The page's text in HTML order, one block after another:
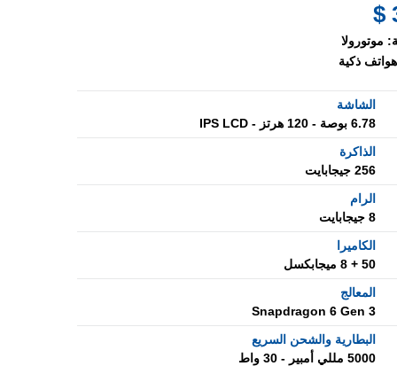
موتورولا
هواتف ذكية
الشاشة
6.78 بوصة - 120 هرتز - IPS LCD
الذاكرة
256 جيجابايت
الرام
8 جيجابايت
الكاميرا
50 + 8 ميجابكسل
المعالج
Snapdragon 6 Gen 3
البطارية والشحن السريع
5000 مللي أمبير - 30 واط